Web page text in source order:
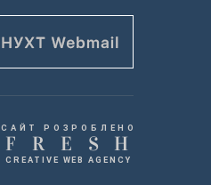
САЙТ РОЗРОБЛЕНО
F R E S H
CREATIVE WEB AGENCY